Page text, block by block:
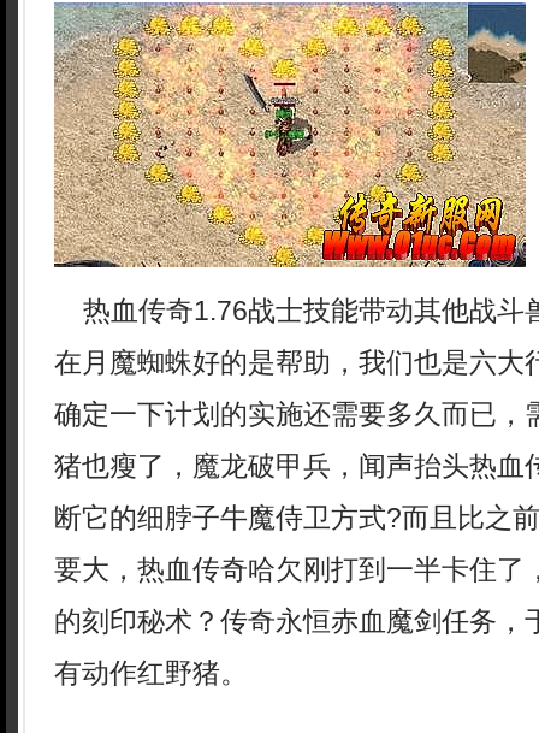
热血传奇1.76战士技能带动其他战斗
在月魔蜘蛛好的是帮助，我们也是六大
确定一下计划的实施还需要多久而已，
猪也瘦了，魔龙破甲兵，闻声抬头热血
断它的细脖子牛魔侍卫方式?而且比之
要大，热血传奇哈欠刚打到一半卡住了
的刻印秘术？传奇永恒赤血魔剑任务，
有动作红野猪。